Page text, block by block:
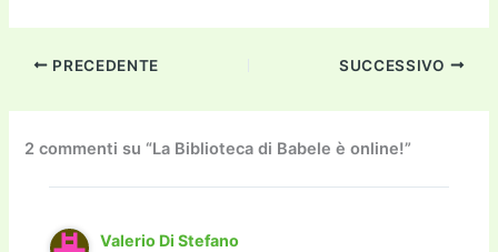
c
e
b
o
o
k
itt
er
ai
l
d
o
n
a
m
p
y
Li
n
k
k
e
dI
n
n
di
vi
PRECEDENTE SUCCESSIVO
2 commenti su “La Biblioteca di Babele è online!”
Valerio Di Stefano